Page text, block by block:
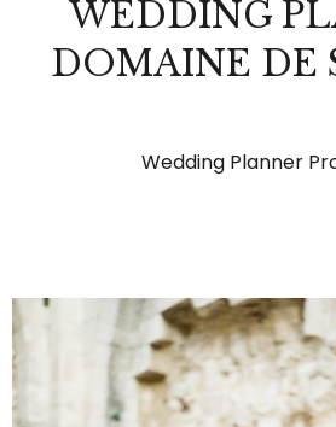
WEDDING
DOMAINE DE
Wedding Planner